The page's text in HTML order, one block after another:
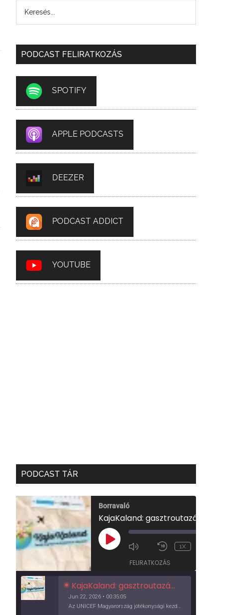
PODCAST FELIRATKOZÁS
SPOTIFY
APPLE PODCASTS
DEEZER
PODCAST ADDICT
YOUTUBE
PODCAST TÁR
Borravaló
PLAY
EPISODE
1X
FELIRATKOZÁS
KajaKaland: gasztroutazás a föld körül
Jun 22, 2026 • 00:35:05
Az UNICEF Magyarország jótékonysági kezdeményezése izgalmas, egész éves világkörüli ízutazásra hív, igazi családi program és gasztroedukáció, illetve segítség a rászorulóknak is egyben.